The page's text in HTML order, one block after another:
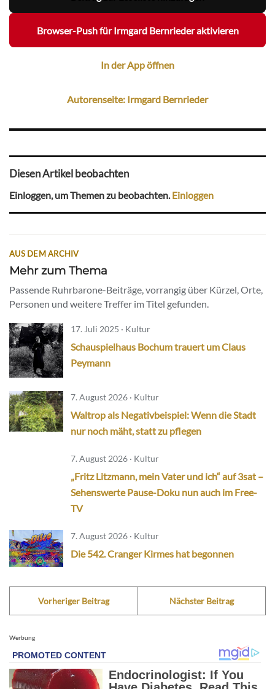
Browser-Push für Irmgard Bernrieder aktivieren
In der App öffnen
Autorenseite: Irmgard Bernrieder
Diesen Artikel beobachten
Einloggen, um Themen zu beobachten.Einloggen
AUS DEM ARCHIV
Mehr zum Thema
Passende Ruhrbarone-Beiträge, vorrangig über Kürzel, Orte,
Personen und weitere Treffer im Titel gefunden.
17. Juli 2025 · Kultur
Schauspielhaus Bochum trauert um Claus
Peymann
7. August 2026 · Kultur
Waltrop als Negativbeispiel: Wenn die Stadt
nur noch mäht, statt zu pflegen
7. August 2026 · Kultur
„Fritz Litzmann, mein Vater und ich“ auf 3sat –
Sehenswerte Pause-Doku nun auch im Free-
TV
7. August 2026 · Kultur
Die 542. Cranger Kirmes hat begonnen
Vorheriger Beitrag Nächster Beitrag
Werbung